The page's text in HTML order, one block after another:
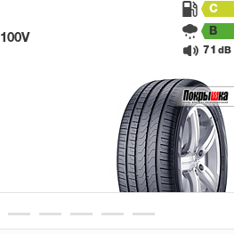
100V
C
B
71 dB